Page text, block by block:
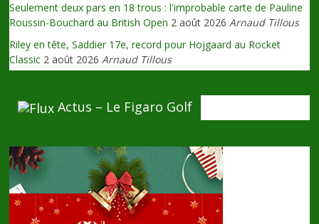
Seulement deux pars en 18 trous : l'improbable carte de Pauline
Roussin-Bouchard au British Open 2 août 2026 Arnaud Tillous
Riley en tête, Saddier 17e, record pour Hojgaard au Rocket
Classic 2 août 2026 Arnaud Tillous
Actus – Le Figaro Golf